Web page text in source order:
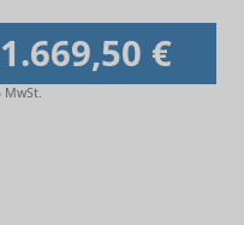
€
MwSt.